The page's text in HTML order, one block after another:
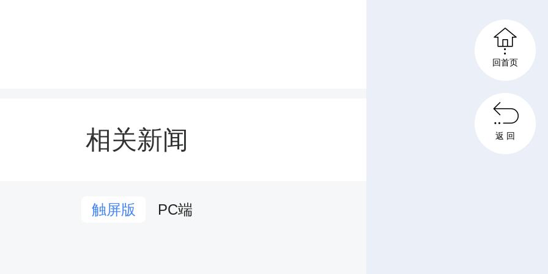
积极参与，也汇集了中方学生和
相关新闻
触屏版 PC端

回首页

返 回